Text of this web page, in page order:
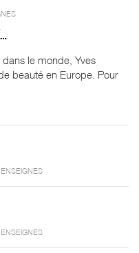
le monde, Yves
beauté en Europe. Pour